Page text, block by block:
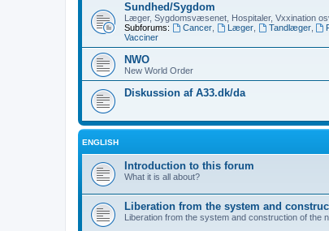
Sundhed/Sygdom
Læger, Sygdomsvæsenet, Hospitaler, Vxxination
Subforums:
Cancer, Læger, Tandlæger,
Vacciner
NWO
New World Order
Diskussion af A33.dk/da
ENGLISH
Introduction to this forum
What it is all about?
Liberation from the system and
Liberation from the system and construction of the